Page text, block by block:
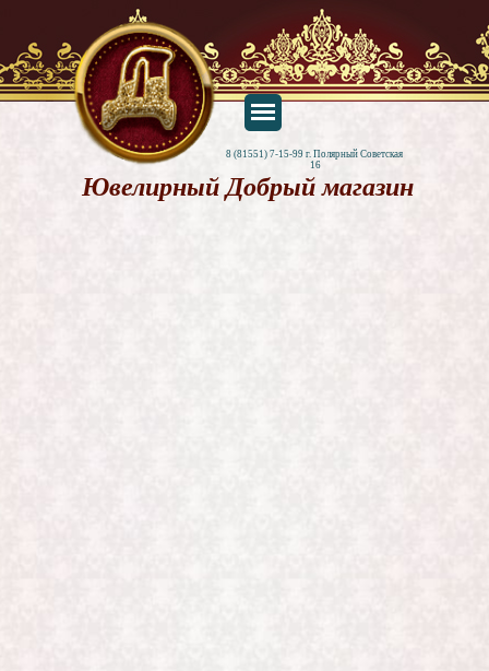
8 (81551) 7-15-99 г. Полярный Советская
16
Ювелирный Добрый магазин